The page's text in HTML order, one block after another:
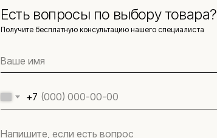
+7
Получите бесплатную консультацию нашего специалиста
Есть вопросы по выбору товара?